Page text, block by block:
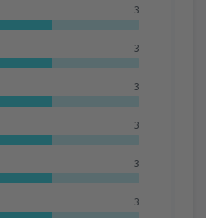
3
3
3
3
3
3